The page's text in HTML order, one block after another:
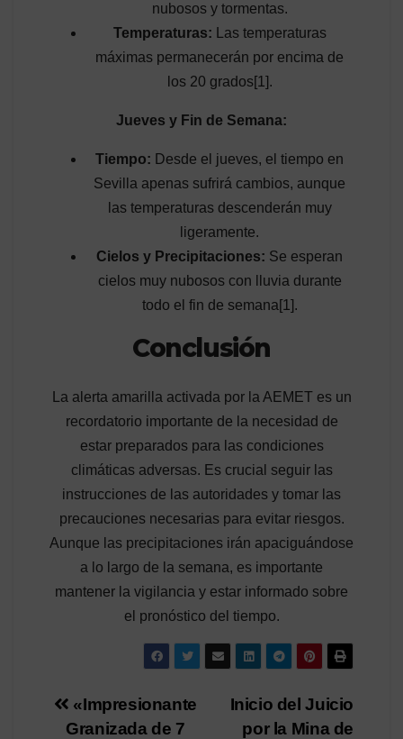
nubosos y tormentas.
Temperaturas: Las temperaturas
máximas permanecerán por encima de
los 20 grados[1].
Jueves y Fin de Semana:
Tiempo: Desde el jueves, el tiempo en
Sevilla apenas sufrirá cambios, aunque
las temperaturas descenderán muy
ligeramente.
Cielos y Precipitaciones: Se esperan
cielos muy nubosos con lluvia durante
todo el fin de semana[1].
Conclusión
La alerta amarilla activada por la AEMET es un
recordatorio importante de la necesidad de
estar preparados para las condiciones
climáticas adversas. Es crucial seguir las
instrucciones de las autoridades y tomar las
precauciones necesarias para evitar riesgos.
Aunque las precipitaciones irán apaciguándose
a lo largo de la semana, es importante
mantener la vigilancia y estar informado sobre
el pronóstico del tiempo.
Navegación
Inicio del Juicio
por la Mina de
«Impresionante
Granizada de 7